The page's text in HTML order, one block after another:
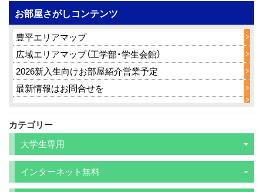
お部屋さがしコンテンツ
豊平エリアマップ
広域エリアマップ（工学部・学生会館）
2026新入生向けお部屋紹介営業予定
最新情報はお問合せを
カテゴリー
大学生専用
インターネット無料